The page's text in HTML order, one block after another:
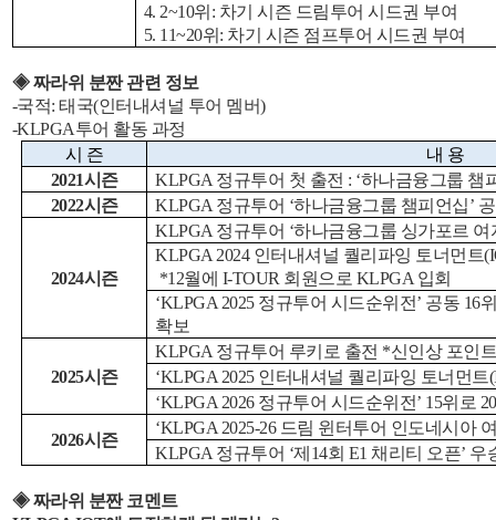
4. 2~10위: 차기 시즌 드림투어 시드권 부여
5. 11~20위: 차기 시즌 점프투어 시드권 부여
◈ 짜라위 분짠 관련 정보
-국적: 태국(인터내셔널 투어 멤버)
-KLPGA투어 활동 과정
시 즌
내 용
2021시즌
KLPGA 정규투어 첫 출전 : ‘하나금융그룹 챔
2022시즌
KLPGA 정규투어 ‘하나금융그룹 챔피언십’
2024시즌
KLPGA 정규투어 ‘하나금융그룹 싱가포르 여
KLPGA 2024 인터내셔널 퀄리파잉 토너먼트
*12월에 I-TOUR 회원으로 KLPGA 입회
‘KLPGA 2025 정규투어 시드순위전’ 공동 16
확보
2025시즌
KLPGA 정규투어 루키로 출전 *신인상 포인
‘KLPGA 2025 인터내셔널 퀄리파잉 토너먼트
‘KLPGA 2026 정규투어 시드순위전’ 15위로
2026시즌
‘KLPGA 2025-26 드림 윈터투어 인도네시아
KLPGA 정규투어 ‘제14회 E1 채리티 오픈’ 우
◈ 짜라위 분짠 코멘트